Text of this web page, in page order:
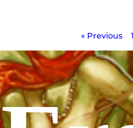
« Previous 1